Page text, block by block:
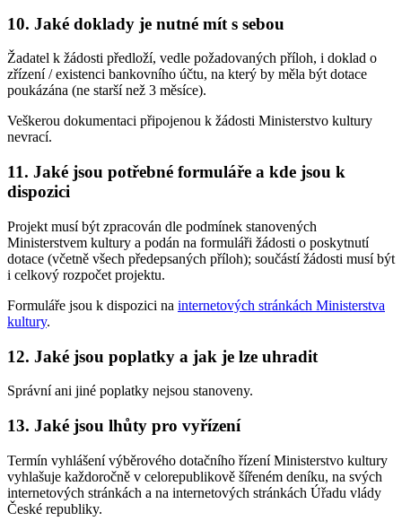
10. Jaké doklady je nutné mít s sebou
Žadatel k žádosti předloží, vedle požadovaných příloh, i doklad o
zřízení / existenci bankovního účtu, na který by měla být dotace
poukázána (ne starší než 3 měsíce).
Veškerou dokumentaci připojenou k žádosti Ministerstvo kultury
nevrací.
11. Jaké jsou potřebné formuláře a kde jsou k
dispozici
Projekt musí být zpracován dle podmínek stanovených
Ministerstvem kultury a podán na formuláři žádosti o poskytnutí
dotace (včetně všech předepsaných příloh); součástí žádosti musí být
i celkový rozpočet projektu.
Formuláře jsou k dispozici na internetových stránkách Ministerstva
kultury.
12. Jaké jsou poplatky a jak je lze uhradit
Správní ani jiné poplatky nejsou stanoveny.
13. Jaké jsou lhůty pro vyřízení
Termín vyhlášení výběrového dotačního řízení Ministerstvo kultury
vyhlašuje každoročně v celorepublikově šířeném deníku, na svých
internetových stránkách a na internetových stránkách Úřadu vlády
České republiky.